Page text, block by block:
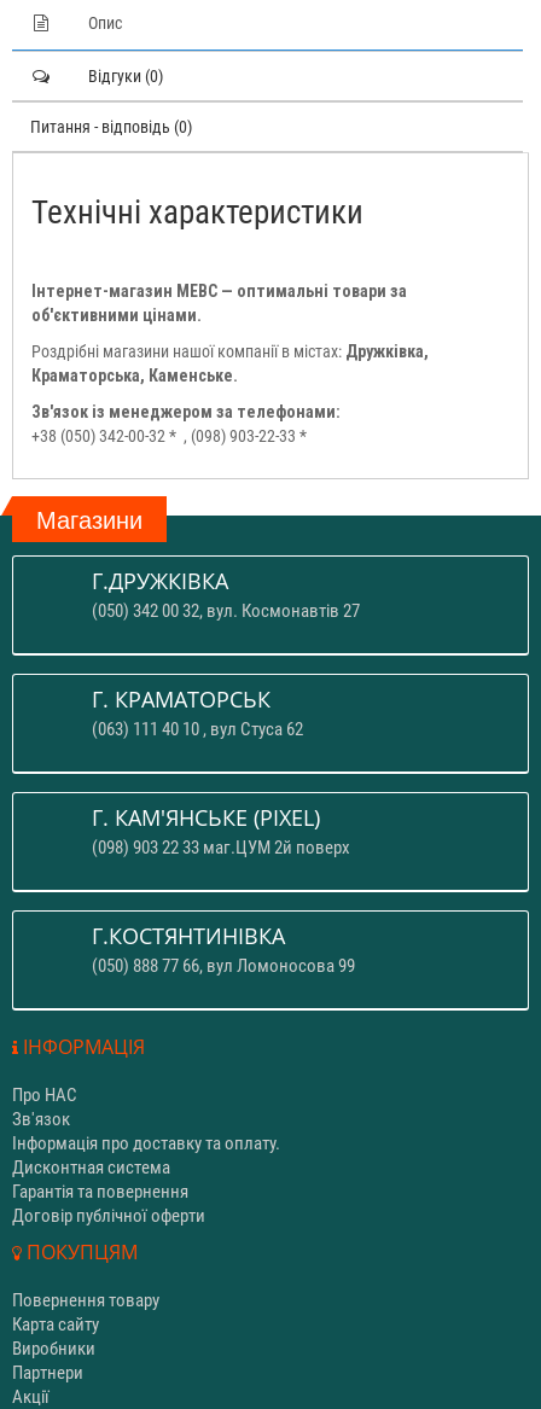
Опис
Відгуки (0)
Питання - відповідь (0)
Технічні характеристики
Інтернет-магазин МЕВС — оптимальні товари за
об'єктивними цінами.
Роздрібні магазини нашої компанії в містах: Дружківка,
Краматорська, Каменське.
Зв'язок із менеджером за телефонами:
+38 (050) 342-00-32 * , (098) 903-22-33 *
Магазини
Г.ДРУЖКІВКА
(050) 342 00 32, вул. Космонавтів 27
Г. КРАМАТОРСЬК
(063) 111 40 10 , вул Стуса 62
Г. КАМ'ЯНСЬКЕ (PIXEL)
(098) 903 22 33 маг.ЦУМ 2й поверх
Г.КОСТЯНТИНІВКА
(050) 888 77 66, вул Ломоносова 99
ІНФОРМАЦІЯ
Про НАС
Зв'язок
Інформація про доставку та оплату.
Дисконтная система
Гарантія та повернення
Договір публічної оферти
ПОКУПЦЯМ
Повернення товару
Карта сайту
Виробники
Партнери
Акції